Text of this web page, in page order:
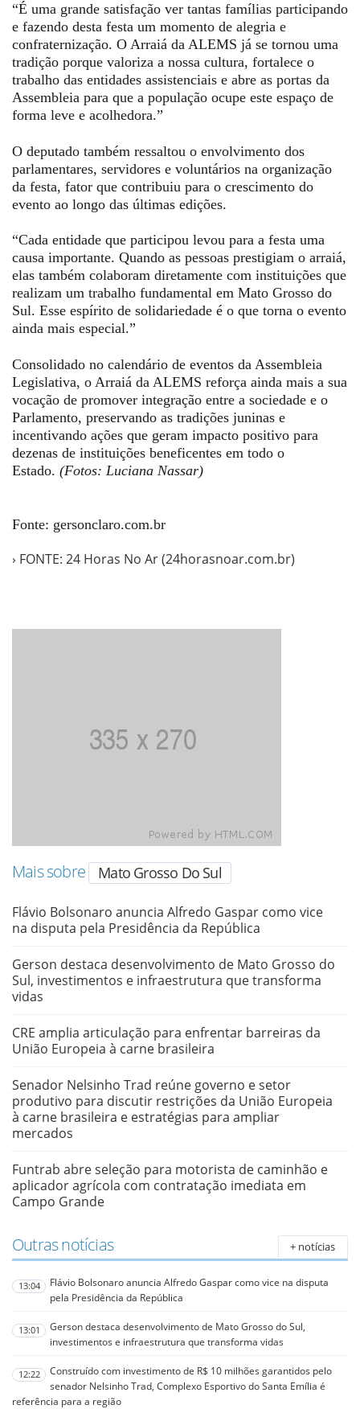
“É uma grande satisfação ver tantas famílias participando
e fazendo desta festa um momento de alegria e
confraternização. O Arraiá da ALEMS já se tornou uma
tradição porque valoriza a nossa cultura, fortalece o
trabalho das entidades assistenciais e abre as portas da
Assembleia para que a população ocupe este espaço de
forma leve e acolhedora.”
O deputado também ressaltou o envolvimento dos
parlamentares, servidores e voluntários na organização
da festa, fator que contribuiu para o crescimento do
evento ao longo das últimas edições.
“Cada entidade que participou levou para a festa uma
causa importante. Quando as pessoas prestigiam o arraiá,
elas também colaboram diretamente com instituições que
realizam um trabalho fundamental em Mato Grosso do
Sul. Esse espírito de solidariedade é o que torna o evento
ainda mais especial.”
Consolidado no calendário de eventos da Assembleia
Legislativa, o Arraiá da ALEMS reforça ainda mais a sua
vocação de promover integração entre a sociedade e o
Parlamento, preservando as tradições juninas e
incentivando ações que geram impacto positivo para
dezenas de instituições beneficentes em todo o
Estado. (Fotos: Luciana Nassar)
Fonte: gersonclaro.com.br
› FONTE: 24 Horas No Ar (24horasnoar.com.br)
Mais sobre Mato Grosso Do Sul
Flávio Bolsonaro anuncia Alfredo Gaspar como vice
na disputa pela Presidência da República
Gerson destaca desenvolvimento de Mato Grosso do
Sul, investimentos e infraestrutura que transforma
vidas
CRE amplia articulação para enfrentar barreiras da
União Europeia à carne brasileira
Senador Nelsinho Trad reúne governo e setor
produtivo para discutir restrições da União Europeia
à carne brasileira e estratégias para ampliar
mercados
Funtrab abre seleção para motorista de caminhão e
aplicador agrícola com contratação imediata em
Campo Grande
Outras notícias + notícias
13:04
Flávio Bolsonaro anuncia Alfredo Gaspar como vice na disputa
pela Presidência da República
13:01
Gerson destaca desenvolvimento de Mato Grosso do Sul,
investimentos e infraestrutura que transforma vidas
12:22
Construído com investimento de R$ 10 milhões garantidos pelo
senador Nelsinho Trad, Complexo Esportivo do Santa Emília é
referência para a região